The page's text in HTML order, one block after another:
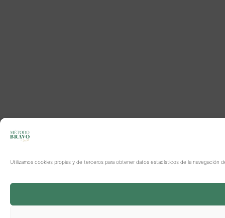
Utilizamos cookies propias y de terceros para obtener datos estadísticos de la navegación